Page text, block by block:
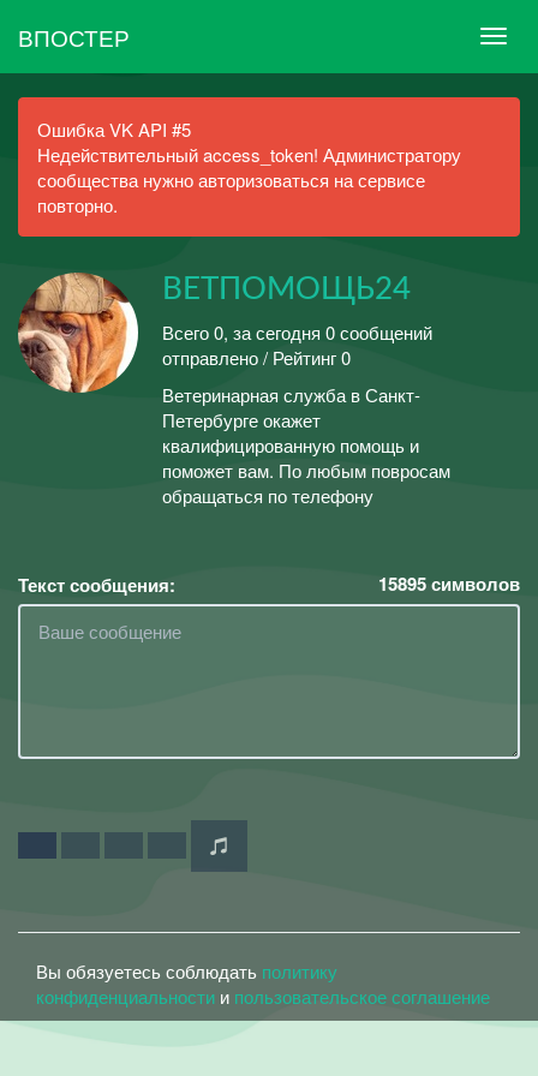
ВПОСТЕР
Ошибка VK API #5
Недействительный access_token! Администратору
сообщества нужно авторизоваться на сервисе
повторно.
ВЕТПОМОЩЬ24
Всего 0, за сегодня 0 сообщений
отправлено / Рейтинг 0
Ветеринарная служба в Санкт-
Петербурге окажет
квалифицированную помощь и
поможет вам. По любым повросам
обращаться по телефону
Текст сообщения: 15895символов
Вы обязуетесь соблюдать политику
конфиденциальности и пользовательское соглашение